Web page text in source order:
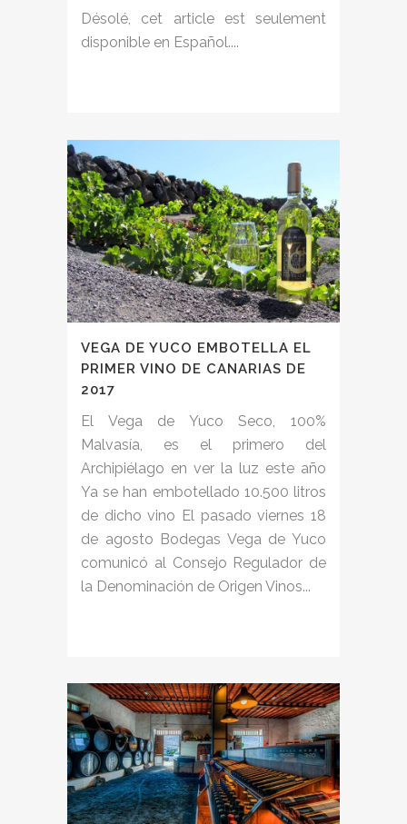
Désolé, cet article est seulement
disponible en Español....
VEGA DE YUCO EMBOTELLA EL
PRIMER VINO DE CANARIAS DE
2017
El Vega de Yuco Seco, 100%
Malvasía, es el primero del
Archipiélago en ver la luz este año
Ya se han embotellado 10.500 litros
de dicho vino El pasado viernes 18
de agosto Bodegas Vega de Yuco
comunicó al Consejo Regulador de
la Denominación de Origen Vinos...